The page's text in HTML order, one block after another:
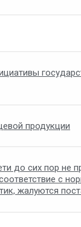
продукции
до сих пор не
с
жалуются